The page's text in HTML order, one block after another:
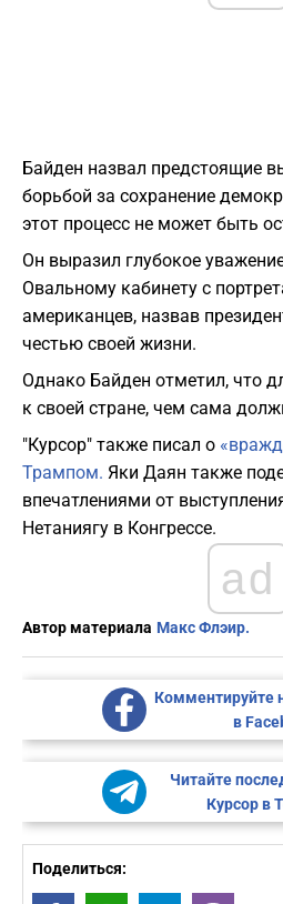
Байден назвал предстоящие
борьбой за сохранение
этот процесс не может быть
Он выразил глубокое
Овальному кабинету с
американцев, назвав
честью своей жизни.
Однако Байден отметил, что
к своей стране, чем сама
"Курсор" также писал о
Трампом. Яки Даян также
впечатлениями от
Нетаниягу в Конгрессе.
ad
Автор материала Макс Флэир.
Комментируйте
в
Читайте
Курсор в
Поделиться: